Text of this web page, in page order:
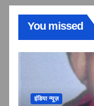
You missed
इंडिया न्यूज़